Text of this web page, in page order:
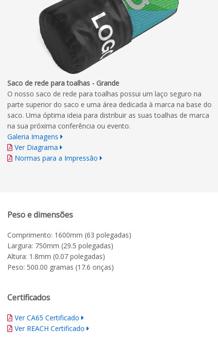
Saco de rede para toalhas - Grande
O nosso saco de rede para toalhas possui um laço seguro na
parte superior do saco e uma área dedicada à marca na base do
saco. Uma óptima ideia para distribuir as suas toalhas de marca
na sua próxima conferência ou evento.
Galeria Imagens
Ver Diagrama
Normas para a Impressão
Peso e dimensões
Comprimento: 1600mm (63 polegadas)
Largura: 750mm (29.5 polegadas)
Altura: 1.8mm (0.07 polegadas)
Peso: 500.00 gramas (17.6 onças)
Certificados
Ver CA65 Certificado
Ver REACH Certificado